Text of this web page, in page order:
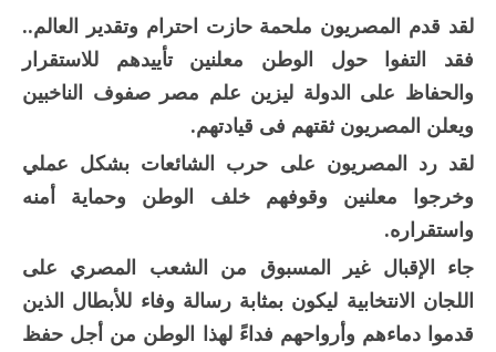
لقد قدم المصريون ملحمة حازت احترام وتقدير العالم..
فقد التفوا حول الوطن معلنين تأييدهم للاستقرار
والحفاظ على الدولة ليزين علم مصر صفوف الناخبين
ويعلن المصريون ثقتهم فى قيادتهم.
لقد رد المصريون على حرب الشائعات بشكل عملي
وخرجوا معلنين وقوفهم خلف الوطن وحماية أمنه
واستقراره.
جاء الإقبال غير المسبوق من الشعب المصري على
اللجان الانتخابية ليكون بمثابة رسالة وفاء للأبطال الذين
قدموا دماءهم وأرواحهم فداءً لهذا الوطن من أجل حفظ